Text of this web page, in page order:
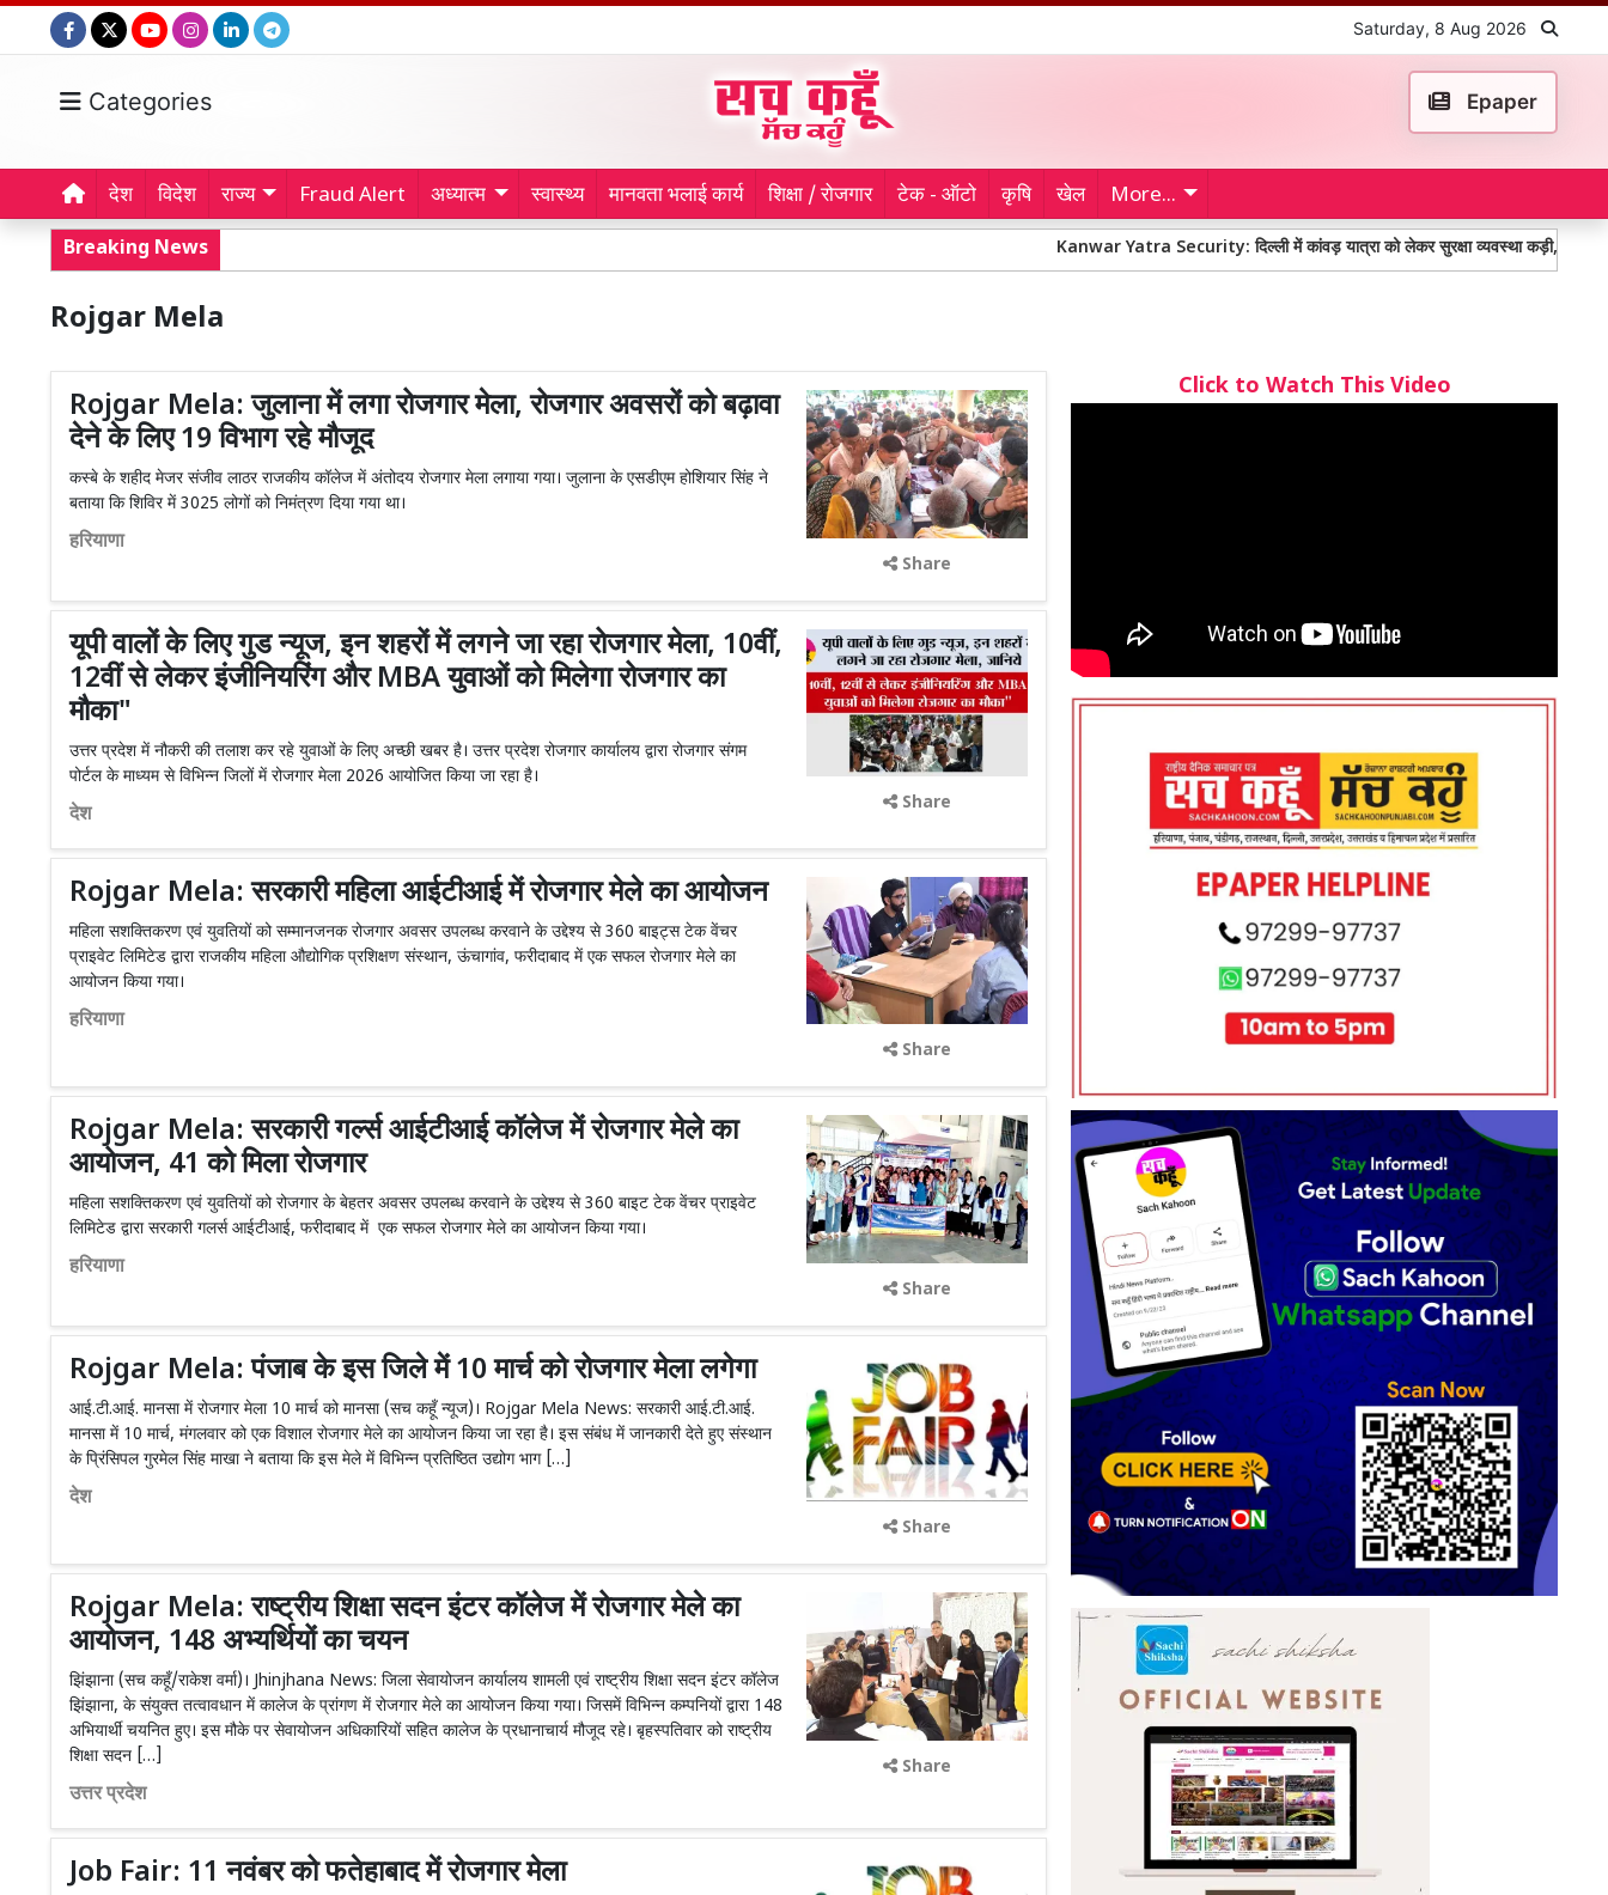
Saturday, 8 Aug 2026
Categories Epaper
देश विदेश राज्य Fraud Alert अध्यात्म स्वास्थ्य मानवता भलाई कार्य शिक्षा / रोजगार टेक - ऑटो कृषि खेल More...
Breaking News Kanwar Yatra Security: दिल्ली में कांवड़ यात्रा को लेकर सुरक्षा व्यवस्था कड़ी, पुलिस के साथ VHP
Rojgar Mela
Rojgar Mela: जुलाना में लगा रोजगार मेला, रोजगार अवसरों को बढ़ावा
देने के लिए 19 विभाग रहे मौजूद
कस्बे के शहीद मेजर संजीव लाठर राजकीय कॉलेज में अंतोदय रोजगार मेला लगाया गया। जुलाना के एसडीएम होशियार सिंह ने
बताया कि शिविर में 3025 लोगों को निमंत्रण दिया गया था।
हरियाणा
Share
यूपी वालों के लिए गुड न्यूज, इन शहरों में लगने जा रहा रोजगार मेला, 10वीं,
12वीं से लेकर इंजीनियरिंग और MBA युवाओं को मिलेगा रोजगार का
मौका"
उत्तर प्रदेश में नौकरी की तलाश कर रहे युवाओं के लिए अच्छी खबर है। उत्तर प्रदेश रोजगार कार्यालय द्वारा रोजगार संगम
पोर्टल के माध्यम से विभिन्न जिलों में रोजगार मेला 2026 आयोजित किया जा रहा है।
देश Share
Rojgar Mela: सरकारी महिला आईटीआई में रोजगार मेले का आयोजन
महिला सशक्तिकरण एवं युवतियों को सम्मानजनक रोजगार अवसर उपलब्ध करवाने के उद्देश्य से 360 बाइट्स टेक वेंचर
प्राइवेट लिमिटेड द्वारा राजकीय महिला औद्योगिक प्रशिक्षण संस्थान, ऊंचागांव, फरीदाबाद में एक सफल रोजगार मेले का
आयोजन किया गया।
हरियाणा
Share
Rojgar Mela: सरकारी गर्ल्स आईटीआई कॉलेज में रोजगार मेले का
आयोजन, 41 को मिला रोजगार
महिला सशक्तिकरण एवं युवतियों को रोजगार के बेहतर अवसर उपलब्ध करवाने के उद्देश्य से 360 बाइट टेक वेंचर प्राइवेट
लिमिटेड द्वारा सरकारी गलर्स आईटीआई, फरीदाबाद में एक सफल रोजगार मेले का आयोजन किया गया।
हरियाणा
Share
Rojgar Mela: पंजाब के इस जिले में 10 मार्च को रोजगार मेला लगेगा
आई.टी.आई. मानसा में रोजगार मेला 10 मार्च को मानसा (सच कहूँ न्यूज)। Rojgar Mela News: सरकारी आई.टी.आई.
मानसा में 10 मार्च, मंगलवार को एक विशाल रोजगार मेले का आयोजन किया जा रहा है। इस संबंध में जानकारी देते हुए संस्थान
के प्रिंसिपल गुरमेल सिंह माखा ने बताया कि इस मेले में विभिन्न प्रतिष्ठित उद्योग भाग […]
देश
Share
Rojgar Mela: राष्ट्रीय शिक्षा सदन इंटर कॉलेज में रोजगार मेले का
आयोजन, 148 अभ्यर्थियों का चयन
झिंझाना (सच कहूँ/राकेश वर्मा)। Jhinjhana News: जिला सेवायोजन कार्यालय शामली एवं राष्ट्रीय शिक्षा सदन इंटर कॉलेज
झिंझाना, के संयुक्त तत्वावधान में कालेज के प्रांगण में रोजगार मेले का आयोजन किया गया। जिसमें विभिन्न कम्पनियों द्वारा 148
अभियार्थी चयनित हुए। इस मौके पर सेवायोजन अधिकारियों सहित कालेज के प्रधानाचार्य मौजूद रहे। बृहस्पतिवार को राष्ट्रीय
शिक्षा सदन […]
उत्तर प्रदेश
Share
Job Fair: 11 नवंबर को फतेहाबाद में रोजगार मेला
Click to Watch This Video